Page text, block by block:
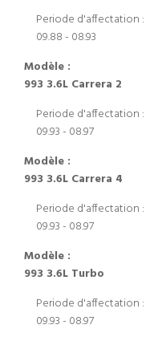
Periode d'affectation :
09.88 - 08.93
Modèle :
993 3.6L Carrera 2
Periode d'affectation :
09.93 - 08.97
Modèle :
993 3.6L Carrera 4
Periode d'affectation :
09.93 - 08.97
Modèle :
993 3.6L Turbo
Periode d'affectation :
09.93 - 08.97